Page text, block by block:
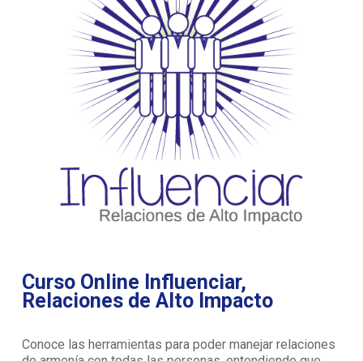
Curso Online Influenciar,
Relaciones de Alto Impacto
Conoce las herramientas para poder manejar relaciones